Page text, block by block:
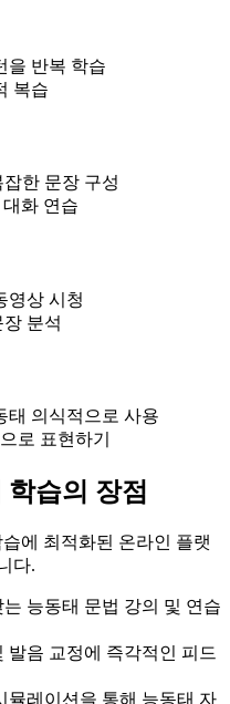
을 반복 학습
복습
한 문장 구성
화 연습
영상 시청
분석
태 의식적으로 사용
로 표현하기
습의 장점
에 최적화된 온라인 플랫
다.
능동태 문법 강의 및 연습
발음 교정에 즉각적인 피드
뮬레이션을 통해 능동태 자